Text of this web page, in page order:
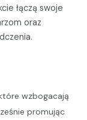
łączą swoje
oraz
wzbogacają
promując